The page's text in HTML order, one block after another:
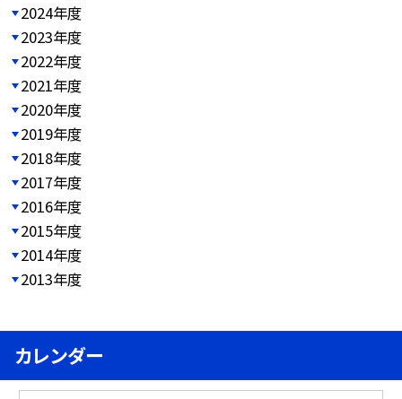
2024年度
2023年度
2022年度
2021年度
2020年度
2019年度
2018年度
2017年度
2016年度
2015年度
2014年度
2013年度
カレンダー